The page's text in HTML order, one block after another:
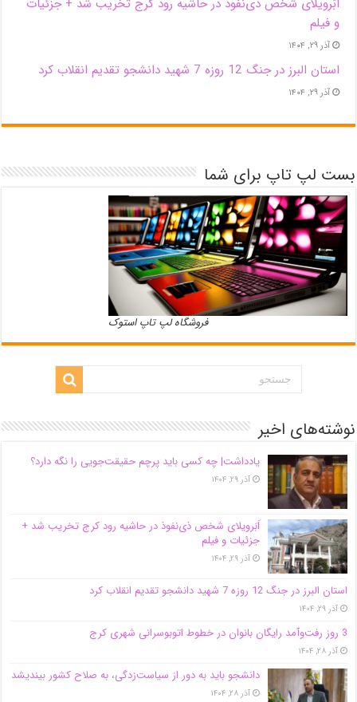
و فیلم
آذر ۲۹, ۱۴۰۴
استان البرز در جنگ 12 روزه 7 شهید دانشجو تقدیم انقلاب کرد
آذر ۲۹, ۱۴۰۴
بست لپ تاپ برای شما
فروشگاه لپ تاپ استوک
نوشته‌های اخیر
یادداشت| ‌چه کسی باید پرچم حقیقت‌جویی را نگه دارد؟
آذر ۲۹, ۱۴۰۴
اَبَر‌ویلای شخص ذی‌نفوذ در حاشیه‌ رود کرج تخریب شد +
جزئیات و فیلم
آذر ۲۹, ۱۴۰۴
استان البرز در جنگ 12 روزه 7 شهید دانشجو تقدیم انقلاب کرد
آذر ۲۹, ۱۴۰۴
3 روز رفت‌وآمد رایگان بانوان در خطوط اتوبوسرانی شهری کرج
آذر ۲۸, ۱۴۰۴
دانشجو باید به دور از سیاست‌زدگی، به صلاح کشور بیندیشد
آذر ۲۸, ۱۴۰۴